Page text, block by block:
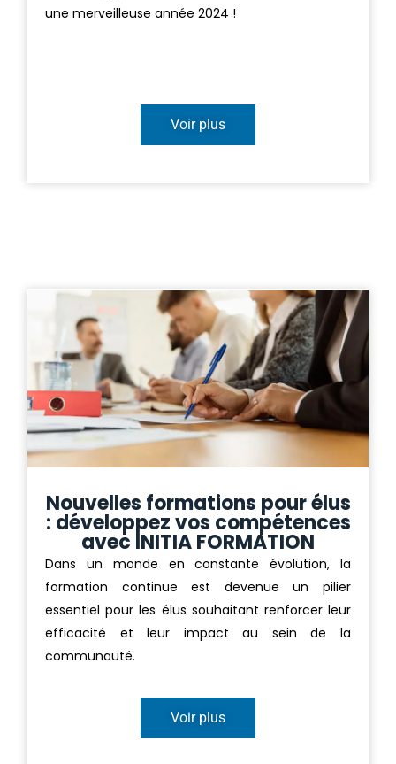
une merveilleuse année 2024 !
Voir plus
Nouvelles formations pour élus
: développez vos compétences
avec INITIA FORMATION
Dans un monde en constante évolution, la
formation continue est devenue un pilier
essentiel pour les élus souhaitant renforcer leur
efficacité et leur impact au sein de la
communauté.
Voir plus